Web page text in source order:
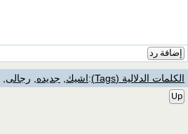
إضافة رد
الكلمات الدلالية (Tags) :اشيك جديده رجالى
Up